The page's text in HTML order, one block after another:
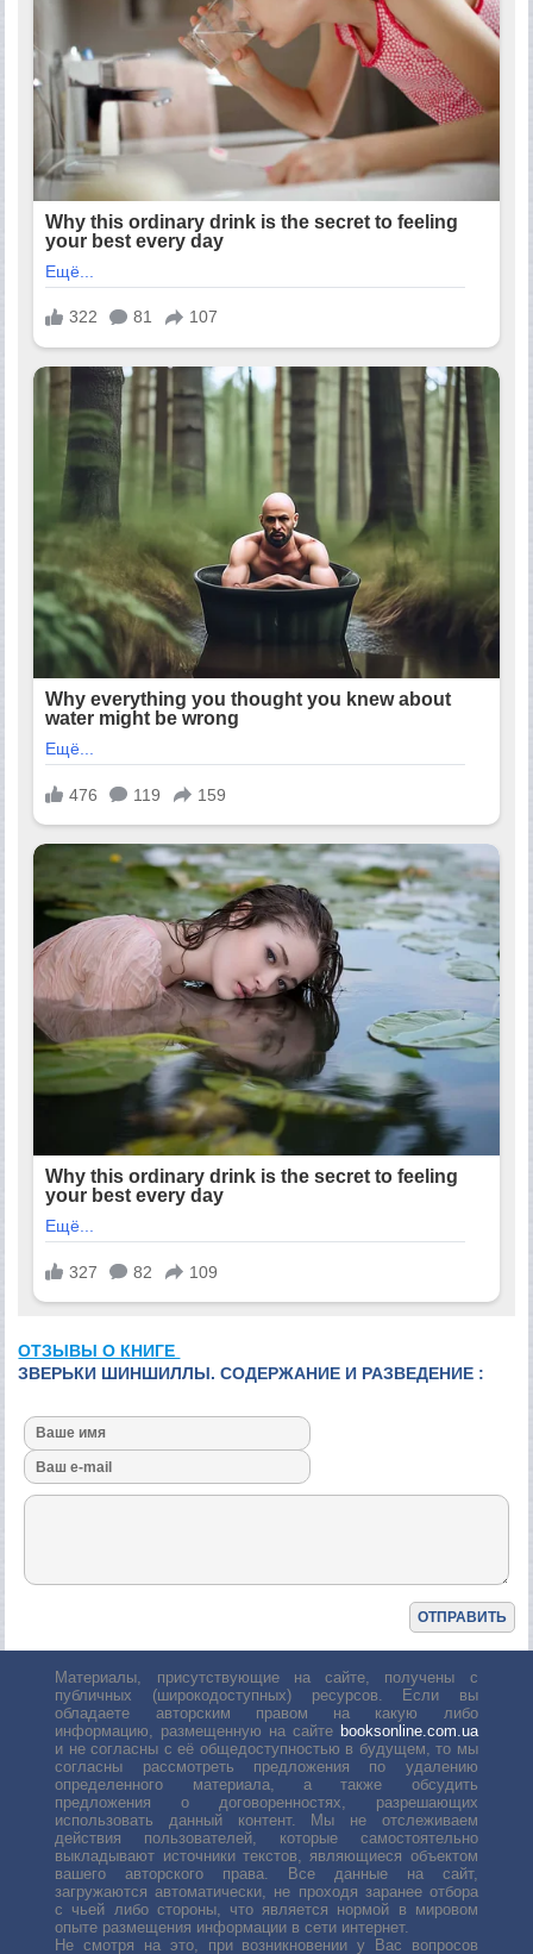
ОТЗЫВЫ О КНИГЕ
ЗВЕРЬКИ ШИНШИЛЛЫ. СОДЕРЖАНИЕ И РАЗВЕДЕНИЕ :
Материалы, присутствующие на сайте, получены с
публичных (широкодоступных) ресурсов. Если вы
обладаете авторским правом на какую либо
информацию, размещенную на сайте booksonline.com.ua
и не согласны с её общедоступностью в будущем, то мы
согласны рассмотреть предложения по удалению
определенного материала, а также обсудить
предложения о договоренностях, разрешающих
использовать данный контент. Мы не отслеживаем
действия пользователей, которые самостоятельно
выкладывают источники текстов, являющиеся объектом
вашего авторского права. Все данные на сайт,
загружаются автоматически, не проходя заранее отбора
с чьей либо стороны, что является нормой в мировом
опыте размещения информации в сети интернет.
Не смотря на это, при возникновении у Вас вопросов